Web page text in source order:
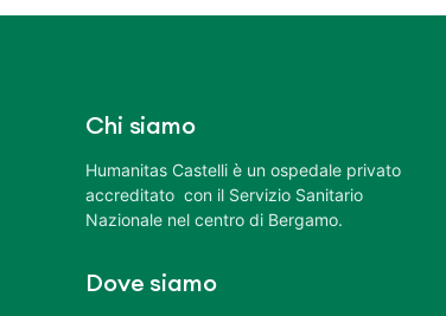
Chi siamo
Humanitas Castelli è un ospedale privato
accreditato con il Servizio Sanitario
Nazionale nel centro di Bergamo.
Dove siamo